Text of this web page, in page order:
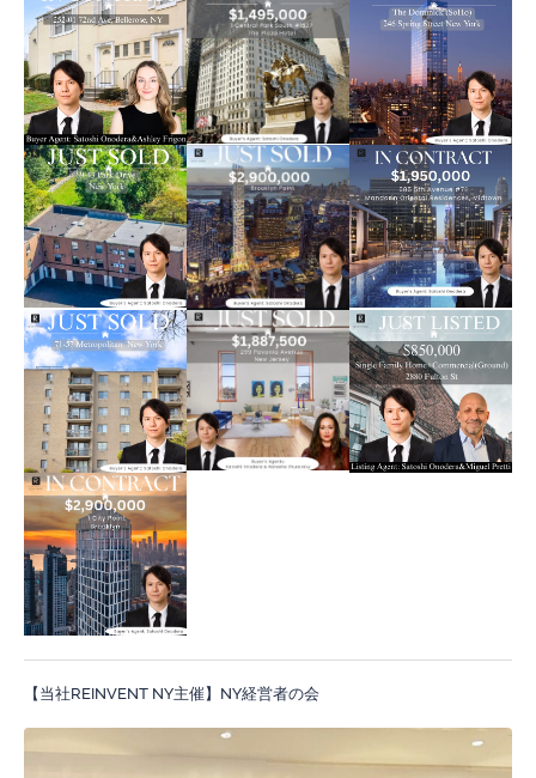
【当社REINVENT NY主催】NY経営者の会